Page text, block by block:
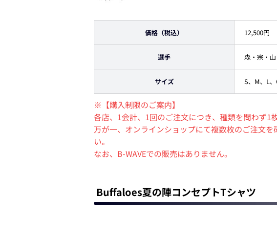
価格 （税込） 12,500円
選手 森・宗・
サイズ S、M、L
※【購入制限のご案内】
各店、1会計、1回のご注文につき、種類を問わず1
万が一、オンラインショップにて複数枚のご注文
い。
なお、B-WAVEでの販売はありません。
Buffaloes夏の陣コンセプトTシャツ